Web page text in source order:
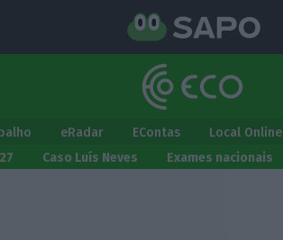
eRadar EContas Local Online
Caso Luís Neves Exames nacionais